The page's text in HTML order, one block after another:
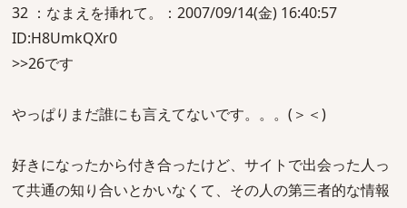
32 ：なまえを挿れて。：2007/09/14(金) 16:40:57
ID:H8UmkQXr0
>>26です
やっぱりまだ誰にも言えてないです。。。(＞＜)
好きになったから付き合ったけど、サイトで出会った人っ
て共通の知り合いとかいなくて、その人の第三者的な情報